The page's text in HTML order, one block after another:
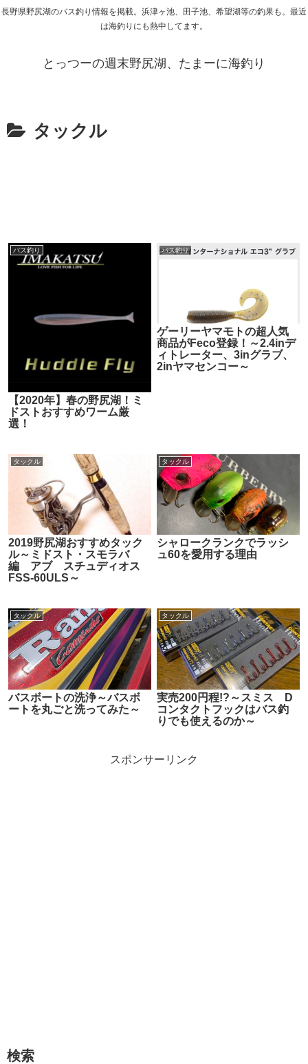
長野県野尻湖のバス釣り情報を掲載。浜津ヶ池、田子池、希望湖等の釣果も。最近
は海釣りにも熱中してます。
とっつーの週末野尻湖、たまーに海釣り
タックル
バス釣り
【2020年】春の野尻湖！ミ
ドストおすすめワーム厳
選！
バス釣り
ゲーリーヤマモトの超人気
商品がFeco登録！～2.4inデ
ィトレーター、3inグラブ、
2inヤマセンコー～
タックル
2019野尻湖おすすめタック
ル～ミドスト・スモラバ
編 アブ スチュディオス
FSS-60ULS～
タックル
シャロークランクでラッシ
ュ60を愛用する理由
タックル
バスボートの洗浄～バスボ
ートを丸ごと洗ってみた～
タックル
実売200円程!?～スミス D
コンタクトフックはバス釣
りでも使えるのか～
スポンサーリンク
検索